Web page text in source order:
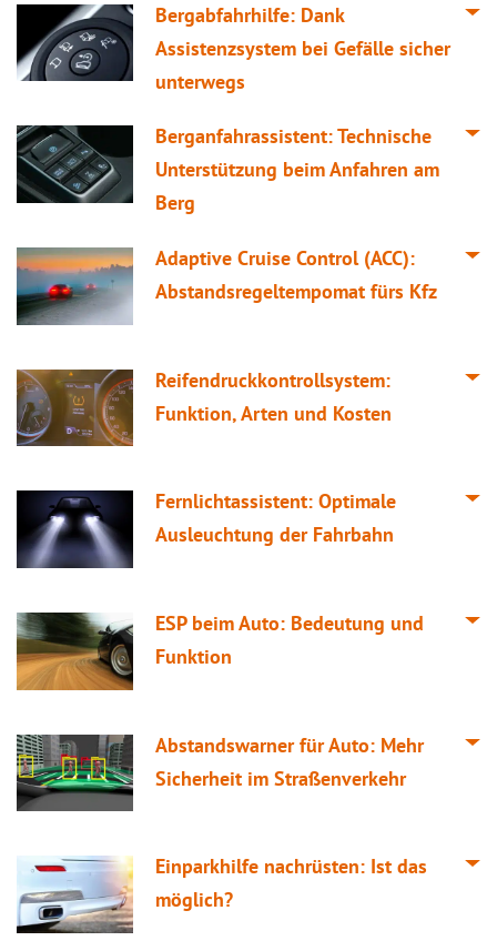
Bergabfahrhilfe: Dank
Assistenzsystem bei Gefälle sicher
unterwegs
Berganfahrassistent: Technische
Unterstützung beim Anfahren am
Berg
Adaptive Cruise Control (ACC):
Abstandsregeltempomat fürs Kfz
Reifendruckkontrollsystem:
Funktion, Arten und Kosten
Fernlichtassistent: Optimale
Ausleuchtung der Fahrbahn
ESP beim Auto: Bedeutung und
Funktion
Abstandswarner für Auto: Mehr
Sicherheit im Straßenverkehr
Einparkhilfe nachrüsten: Ist das
möglich?